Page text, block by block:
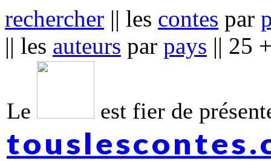
rechercher || les contes par
|| les auteurs par pays || 25
Le est fier de